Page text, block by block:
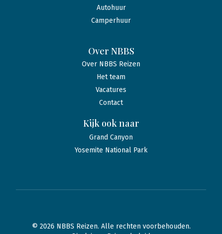
Autohuur
Camperhuur
Over NBBS
Over NBBS Reizen
Het team
Vacatures
Contact
Kijk ook naar
Grand Canyon
Yosemite National Park
© 2026 NBBS Reizen. Alle rechten voorbehouden.